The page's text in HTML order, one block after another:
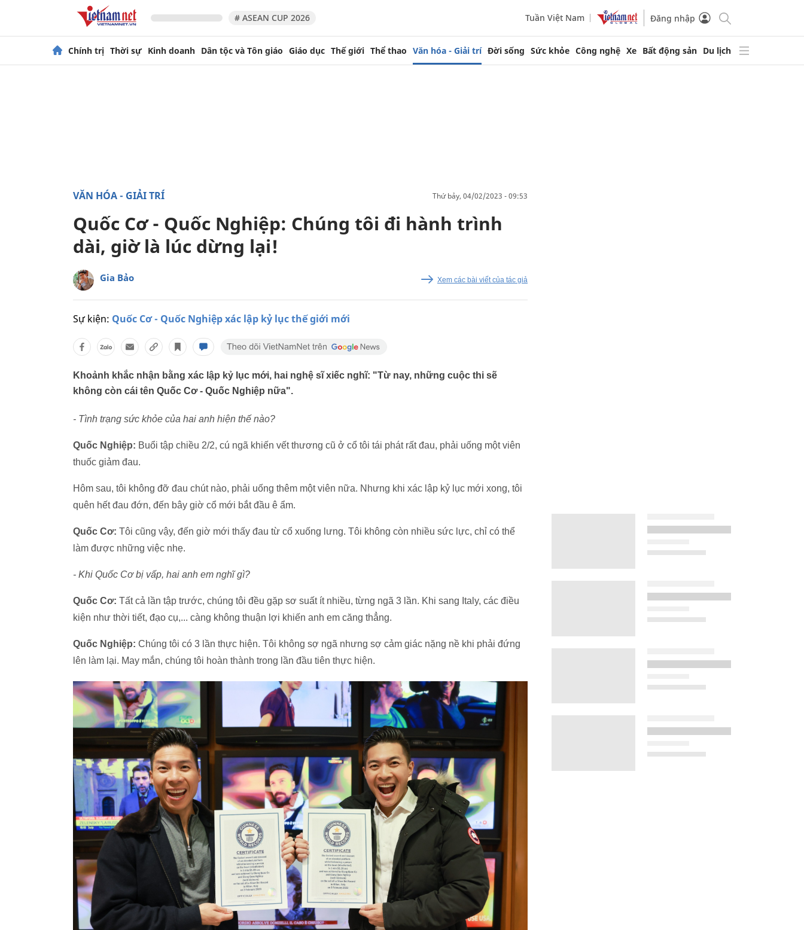
# ASEAN CUP 2026 Tuần Việt Nam Đăng nhập
Chính trị Thời sự Kinh doanh Dân tộc và Tôn giáo Giáo dục Thế giới Thể thao Văn hóa - Giải trí Đời sống Sức khỏe Công nghệ Xe Bất động sản Du lịch
VĂN HÓA - GIẢI TRÍ thứ bảy, 04/02/2023 - 09:53
Quốc Cơ - Quốc Nghiệp: Chúng tôi đi hành trình
dài, giờ là lúc dừng lại!
Gia Bảo Xem các bài viết của tác giả
Sự kiện: Quốc Cơ - Quốc Nghiệp xác lập kỷ lục thế giới mới
Khoảnh khắc nhận bằng xác lập kỷ lục mới, hai nghệ sĩ xiếc nghĩ: "Từ nay, những cuộc thi sẽ
không còn cái tên Quốc Cơ - Quốc Nghiệp nữa".
- Tình trạng sức khỏe của hai anh hiện thế nào?
Quốc Nghiệp: Buổi tập chiều 2/2, cú ngã khiến vết thương cũ ở cổ tôi tái phát rất đau, phải uống một viên
thuốc giảm đau.
Hôm sau, tôi không đỡ đau chút nào, phải uống thêm một viên nữa. Nhưng khi xác lập kỷ lục mới xong, tôi
quên hết đau đớn, đến bây giờ cổ mới bắt đầu ê ẩm.
Quốc Cơ: Tôi cũng vậy, đến giờ mới thấy đau từ cổ xuống lưng. Tôi không còn nhiều sức lực, chỉ có thể
làm được những việc nhẹ.
- Khi Quốc Cơ bị vấp, hai anh em nghĩ gì?
Quốc Cơ: Tất cả lần tập trước, chúng tôi đều gặp sơ suất ít nhiều, từng ngã 3 lần. Khi sang Italy, các điều
kiện như thời tiết, đạo cụ,... càng không thuận lợi khiến anh em căng thẳng.
Quốc Nghiệp: Chúng tôi có 3 lần thực hiện. Tôi không sợ ngã nhưng sợ cảm giác nặng nề khi phải đứng
lên làm lại. May mắn, chúng tôi hoàn thành trong lần đầu tiên thực hiện.